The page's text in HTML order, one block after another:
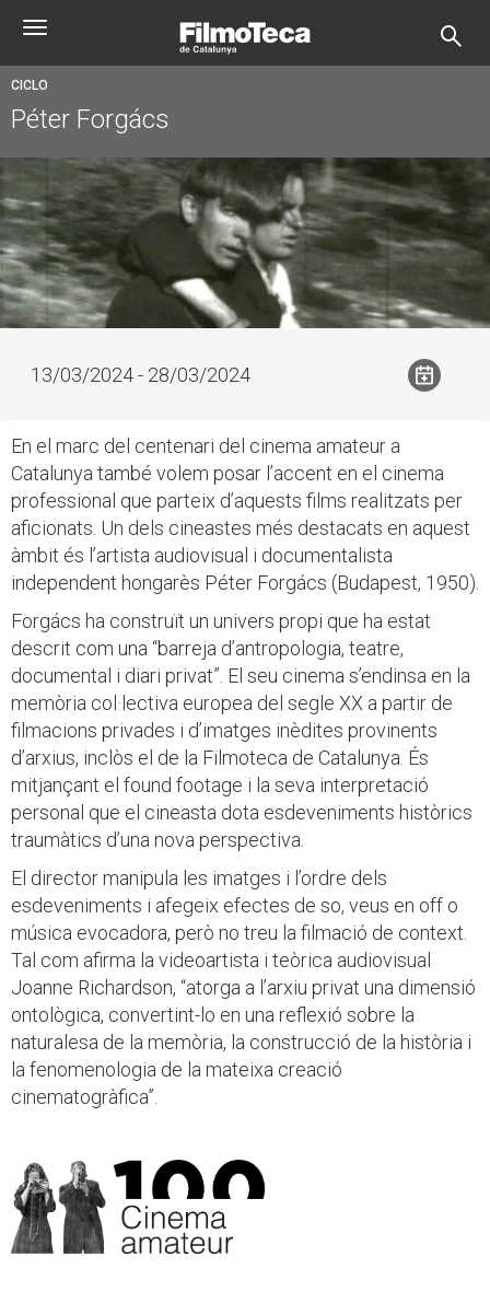
principal
Toggle
CICLO
Péter Forgács
13/03/2024 - 28/03/2024
En el marc del centenari del cinema amateur a
Catalunya també volem posar l’accent en el cinema
professional que parteix d’aquests films realitzats per
aficionats. Un dels cineastes més destacats en aquest
àmbit és l’artista audiovisual i documentalista
independent hongarès Péter Forgács (Budapest, 1950).
Forgács ha construït un univers propi que ha estat
descrit com una “barreja d’antropologia, teatre,
documental i diari privat”. El seu cinema s’endinsa en la
memòria col·lectiva europea del segle XX a partir de
filmacions privades i d’imatges inèdites provinents
d’arxius, inclòs el de la Filmoteca de Catalunya. És
mitjançant el found footage i la seva interpretació
personal que el cineasta dota esdeveniments històrics
traumàtics d’una nova perspectiva.
El director manipula les imatges i l’ordre dels
esdeveniments i afegeix efectes de so, veus en off o
música evocadora, però no treu la filmació de context.
Tal com afirma la videoartista i teòrica audiovisual
Joanne Richardson, “atorga a l’arxiu privat una dimensió
ontològica, convertint-lo en una reflexió sobre la
naturalesa de la memòria, la construcció de la història i
la fenomenologia de la mateixa creació
cinematogràfica”.